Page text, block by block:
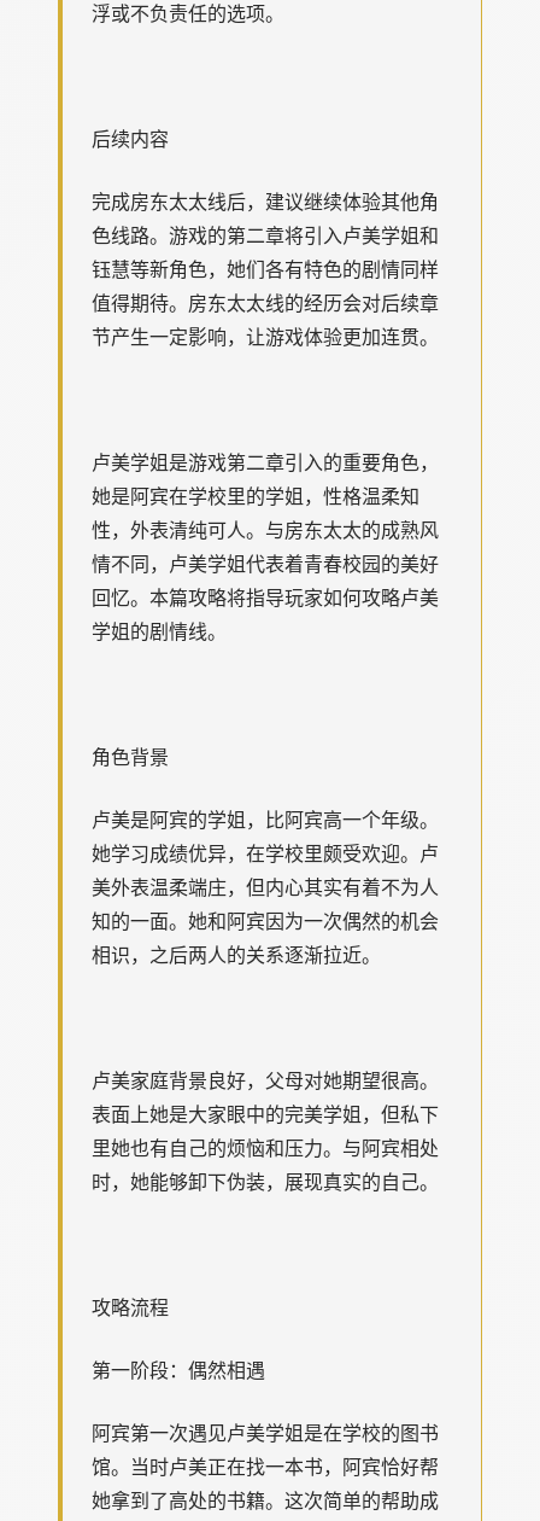
浮或不负责任的选项。
后续内容
完成房东太太线后，建议继续体验其他角
色线路。游戏的第二章将引入卢美学姐和
钰慧等新角色，她们各有特色的剧情同样
值得期待。房东太太线的经历会对后续章
节产生一定影响，让游戏体验更加连贯。
卢美学姐是游戏第二章引入的重要角色，
她是阿宾在学校里的学姐，性格温柔知
性，外表清纯可人。与房东太太的成熟风
情不同，卢美学姐代表着青春校园的美好
回忆。本篇攻略将指导玩家如何攻略卢美
学姐的剧情线。
角色背景
卢美是阿宾的学姐，比阿宾高一个年级。
她学习成绩优异，在学校里颇受欢迎。卢
美外表温柔端庄，但内心其实有着不为人
知的一面。她和阿宾因为一次偶然的机会
相识，之后两人的关系逐渐拉近。
卢美家庭背景良好，父母对她期望很高。
表面上她是大家眼中的完美学姐，但私下
里她也有自己的烦恼和压力。与阿宾相处
时，她能够卸下伪装，展现真实的自己。
攻略流程
第一阶段：偶然相遇
阿宾第一次遇见卢美学姐是在学校的图书
馆。当时卢美正在找一本书，阿宾恰好帮
她拿到了高处的书籍。这次简单的帮助成